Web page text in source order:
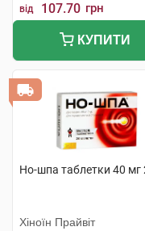
від 107.70 грн
КУПИТИ
Но-шпа таблетки 40 мг
Хіноїн Прайвіт